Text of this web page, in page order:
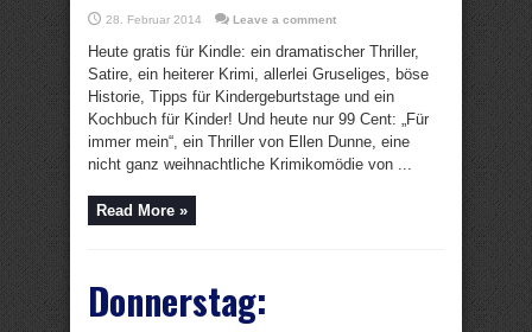
28. Februar 2014 Leave a comment
Heute gratis für Kindle: ein dramatischer Thriller,
Satire, ein heiterer Krimi, allerlei Gruseliges, böse
Historie, Tipps für Kindergeburtstage und ein
Kochbuch für Kinder! Und heute nur 99 Cent: „Für
immer mein“, ein Thriller von Ellen Dunne, eine
nicht ganz weihnachtliche Krimikomödie von ...
Read More »
Donnerstag: